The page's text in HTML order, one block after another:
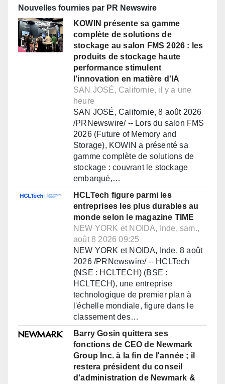
Nouvelles fournies par PR Newswire
KOWIN présente sa gamme
complète de solutions de
stockage au salon FMS 2026 : les
produits de stockage haute
performance stimulent
l'innovation en matière d'IA
SAN JOSÉ, Californie, il y a une
heure
SAN JOSÉ, Californie, 8 août 2026
/PRNewswire/ -- Lors du salon FMS
2026 (Future of Memory and
Storage), KOWIN a présenté sa
gamme complète de solutions de
stockage : couvrant le stockage
embarqué,…
HCLTech figure parmi les
entreprises les plus durables au
monde selon le magazine TIME
NEW YORK et NOIDA, Inde, sam.,
août 8 2026 09:25
NEW YORK et NOIDA, Inde, 8 août
2026 /PRNewswire/ -- HCLTech
(NSE : HCLTECH) (BSE :
HCLTECH), une entreprise
technologique de premier plan à
l'échelle mondiale, figure dans le
classement des…
Barry Gosin quittera ses
fonctions de CEO de Newmark
Group Inc. à la fin de l'année ; il
restera président du conseil
d'administration de Newmark &